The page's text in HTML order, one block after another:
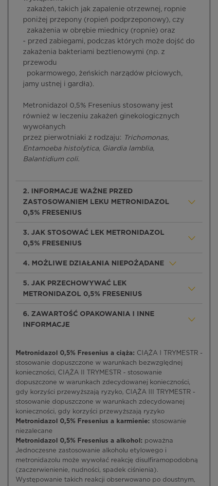
zakażeń, takich jak zapalenie otrzewnej, ropnie
poniżej przepony (ropień podprzeponowy), czy
zakażenia w obrębie miednicy (ropnie) oraz
- przed zabiegami, podczas których może dojść do
zakażenia bakteriami beztlenowymi (np. z
przewodu
pokarmowego, żeńskich narządów płciowych,
jamy ustnej i gardła).
Metronidazol 0,5% Fresenius stosowany jest
również w leczeniu zakażeń ginekologicznych
wywołanych
przez pierwotniaki z rodzaju:
Trichomonas,
Entamoeba histolytica, Giardia lamblia,
Balantidium coli.
2. INFORMACJE WAŻNE PRZED
ZASTOSOWANIEM LEKU METRONIDAZOL
0,5% FRESENIUS
3. JAK STOSOWAĆ LEK METRONIDAZOL
0,5% FRESENIUS
4. MOŻLIWE DZIAŁANIA NIEPOŻĄDANE
5. JAK PRZECHOWYWAĆ LEK
METRONIDAZOL 0,5% FRESENIUS
6. ZAWARTOŚĆ OPAKOWANIA I INNE
INFORMACJE
Metronidazol 0,5% Fresenius a ciąża: CIĄŻA I TRYMESTR -
stosowanie dopuszczone w warunkach bezwzględnej
konieczności, CIĄŻA II TRYMESTR - stosowanie
dopuszczone w warunkach zdecydowanej konieczności,
gdy korzyści przewyższają ryzyko, CIĄŻA III TRYMESTR -
stosowanie dopuszczone w warunkach zdecydowanej
konieczności, gdy korzyści przewyższają ryzyko
Metronidazol 0,5% Fresenius a karmienie: stosowanie
niezalecane
Metronidazol 0,5% Fresenius a alkohol: poważna
Jednoczesne zastosowanie alkoholu etylowego i
metronidazolu może wywołać reakcję disulfiramopodobną
(zaczerwienienie, nudności, spadek ciśnienia).
Występowanie takich reakcji obserwowano po doustnym,